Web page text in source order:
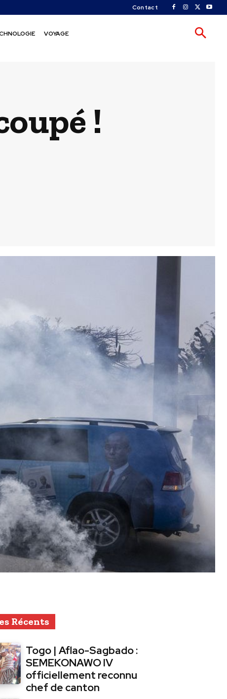
Contact
VOYAGE
!
Récents
Togo | Aflao-Sagbado :
SEMEKONAWO IV
officiellement reconnu
chef de canton